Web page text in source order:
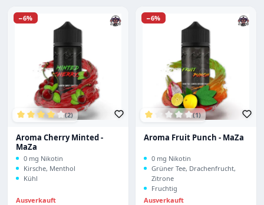
Rabatt
−6%
Durchschnittliche Bewertung von 4 von 5 Sternen
(2)
Aroma Cherry Minted -
MaZa
0 mg Nikotin
Kirsche, Menthol
Kühl
Ausverkauft
Rabatt
−6%
Durchschnittliche
(1)
Aroma Fruit Punch - MaZa
0 mg Nikotin
Grüner Tee, Drachenfrucht,
Zitrone
Fruchtig
Ausverkauft